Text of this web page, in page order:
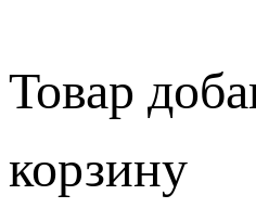
Товар
корзину